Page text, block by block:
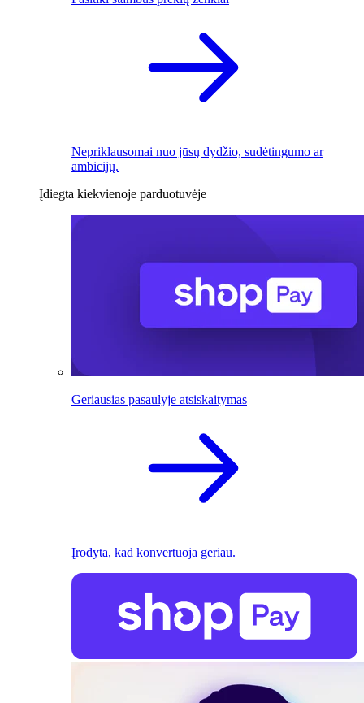
Nepriklausomai nuo jūsų dydžio, sudėtingumo ar
ambicijų.
Įdiegta kiekvienoje parduotuvėje
Geriausias pasaulyje atsiskaitymas
Įrodyta, kad konvertuoja geriau.